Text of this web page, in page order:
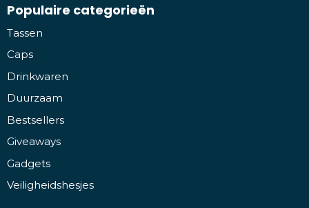
Populaire categorieën
Tassen
Caps
Drinkwaren
Duurzaam
Bestsellers
Giveaways
Gadgets
Veiligheidshesjes